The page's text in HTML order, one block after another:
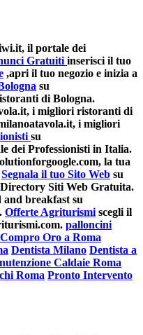
il portale dei
Gratuiti inserisci il tuo
,apri il tuo negozio e inizia a
su
di Bologna.
i migliori ristoranti di
i migliori
su
dei Professionisti in Italia.
la tua
Segnala il tuo Sito Web su
Siti Web Gratuita.
breakfast su
Offerte Agriturismi scegli il
palloncini
Compro Oro a Roma
Dentista Milano Dentista a
Caldaie Roma
Roma Pronto Intervento